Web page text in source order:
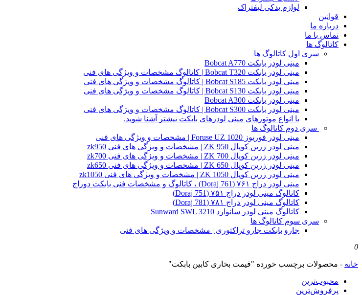
لوازم یدکی لیفتراک
قوانین
درباره ما
تماس با ما
کاتالوگ ها
سری اول کاتالوگ ها
مینی لودر بابکت Bobcat A770
مینی لودر بابکت Bobcat T320 | کاتالوگ مشخصات و ویژگی های فنی
مینی لودر بابکت Bobcat S185 | کاتالوگ مشخصات و ویژگی های فنی
مینی لودر بابکت Bobcat S130 | کاتالوگ مشخصات و ویژگی های فنی
مینی لودر بابکت Bobcat A300
مینی لودر بابکت Bobcat S300 | کاتالوگ مشخصات و ویژگی های فنی
با انواع موتورهای مینی لودرهای بابکت بیشتر آشنا شوید.
سری دوم کاتالوگ ها
مینی لودر فوریوز Foruse UZ 1020 | مشخصات و ویژگی های فنی
مینی لودر زرین کوپال ZK 950 | مشخصات و ویژگی های فنی zk950
مینی لودر زرین کوپال ZK 700 | مشخصات و ویژگی های فنی zk700
مینی لودر زرین کوپال ZK 650 | مشخصات و ویژگی های فنی zk650
مینی لودر زرین کوپال ZK 1050 | مشخصات و ویژگی های فنی zk1050
مینی لودر دراج ۷۶۱ (Doraj 761) ، کاتالوگ و مشخصات فنی بابکت دوراج
کاتالوگ مینی لودر دراج ۷۵۱ (Doraj 751)
کاتالوگ مینی لودر دراج ۷۸۱ (Doraj 781)
کاتالوگ مینی لودر سانوارد Sunward SWL 3210
سری سوم کاتالوگ ها
جارو بابکت جارو تراکتوری | مشخصات و ویژگی های فنی
0
خانه - محصولات برچسب خورده "قیمت بخاری کابین بابکت"
محبوب‌ترین
پرفروش‌ترین